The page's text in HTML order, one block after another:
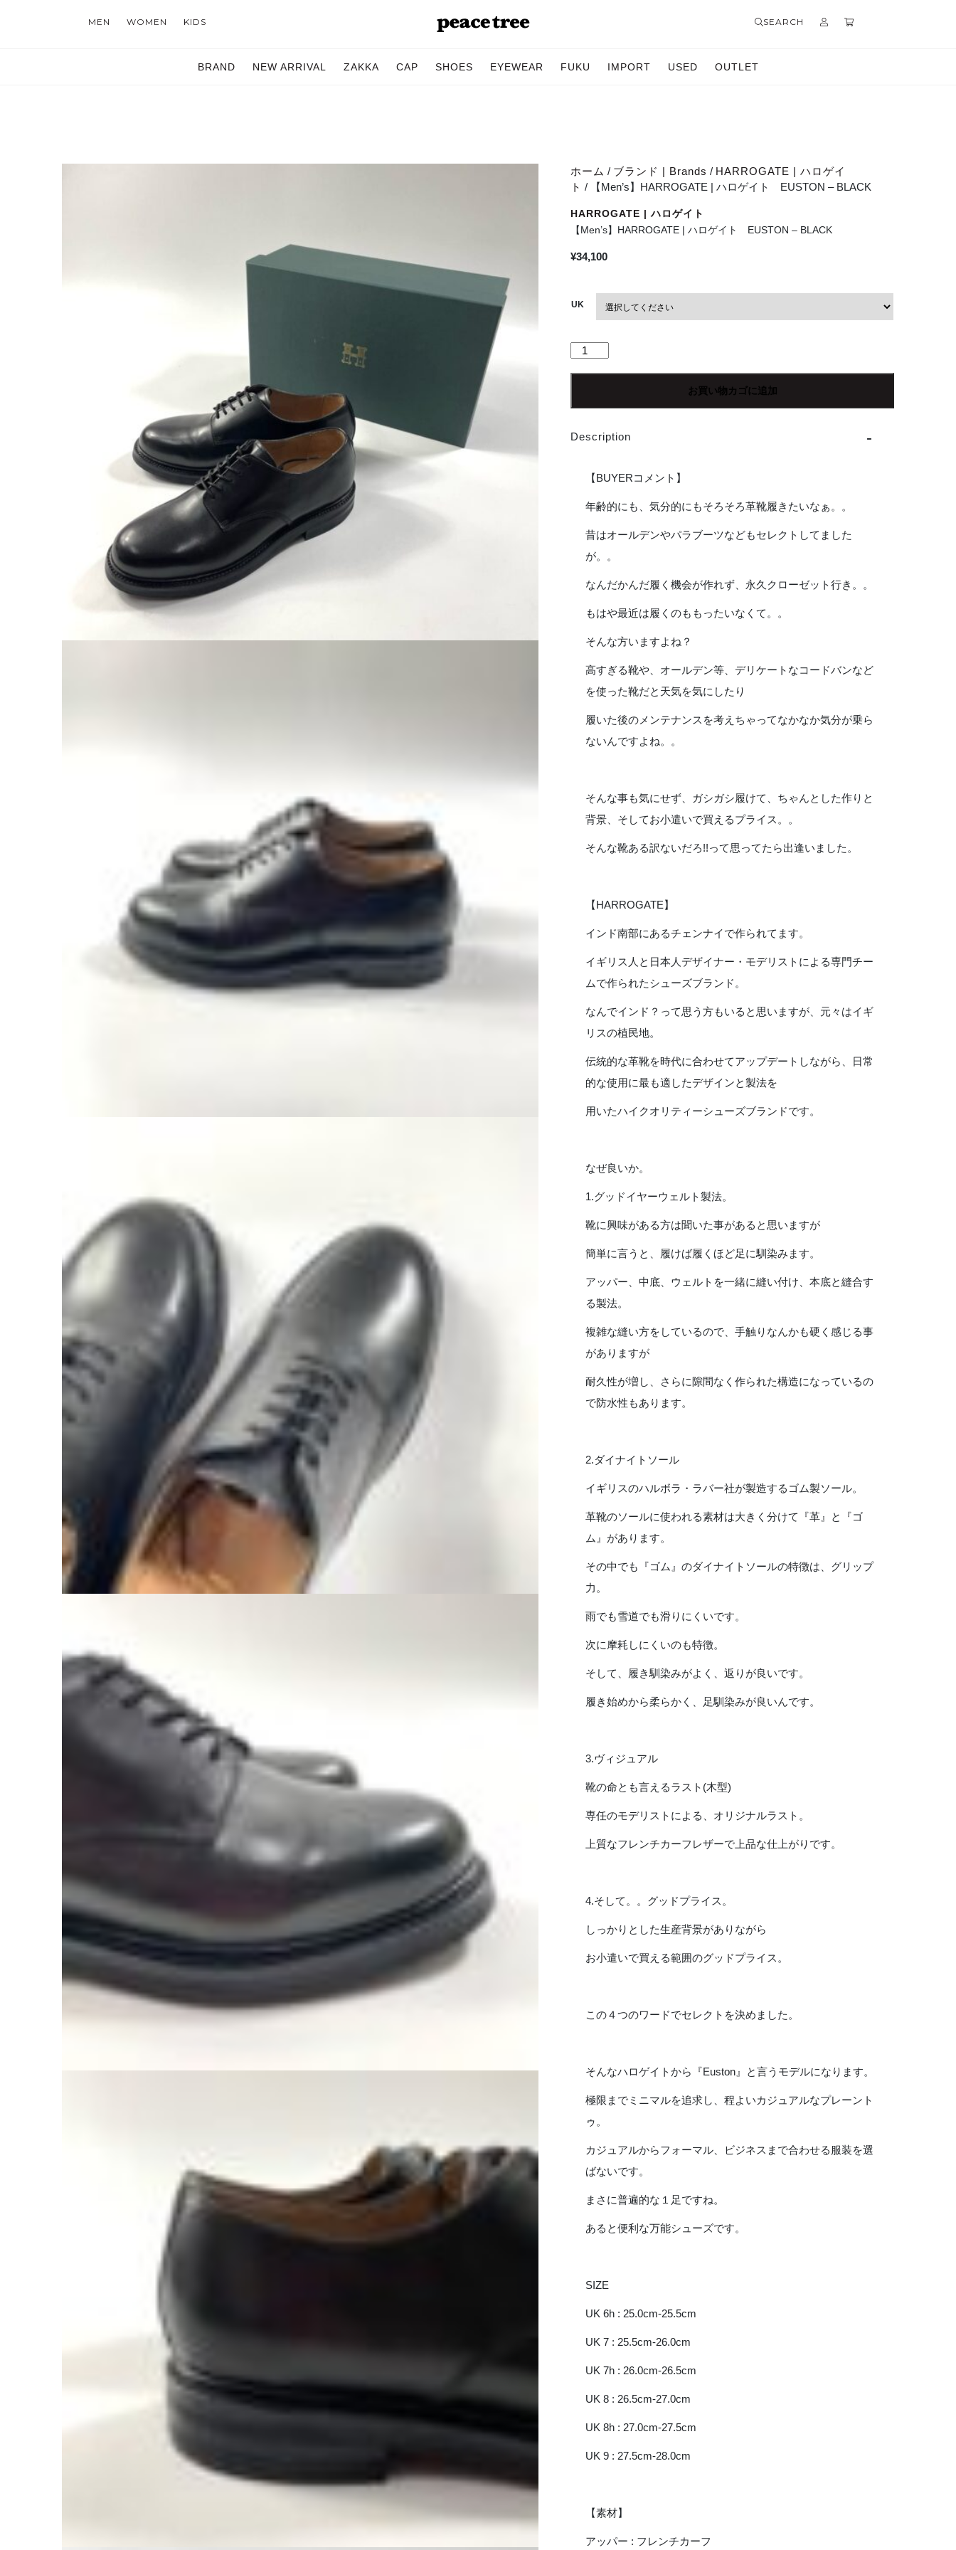
MEN WOMEN KIDS SEARCH
BRAND NEW ARRIVAL ZAKKA CAP SHOES EYEWEAR FUKU IMPORT USED OUTLET
ホーム / ブランド | Brands / HARROGATE | ハロゲイ
ト / 【Men’s】HARROGATE | ハロゲイト EUSTON – BLACK
HARROGATE | ハロゲイト
【Men’s】HARROGATE | ハロゲイト EUSTON – BLACK
¥34,100
UK
【Men's】
ロ
イ
EUSTON
BLACK
お買い物カゴに追加
Description
【BUYERコメント】
年齢的にも、気分的にもそろそろ革靴履きたいなぁ。。
昔はオールデンやパラブーツなどもセレクトしてました
が。。
なんだかんだ履く機会が作れず、永久クローゼット行き。。
もはや最近は履くのももったいなくて。。
そんな方いますよね？
高すぎる靴や、オールデン等、デリケートなコードバンなど
を使った靴だと天気を気にしたり
履いた後のメンテナンスを考えちゃってなかなか気分が乗ら
ないんですよね。。
そんな事も気にせず、ガシガシ履けて、ちゃんとした作りと
背景、そしてお小遣いで買えるプライス。。
そんな靴ある訳ないだろ!!って思ってたら出逢いました。
【HARROGATE】
インド南部にあるチェンナイで作られてます。
イギリス人と日本人デザイナー・モデリストによる専門チー
ムで作られたシューズブランド。
なんでインド？って思う方もいると思いますが、元々はイギ
リスの植民地。
伝統的な革靴を時代に合わせてアップデートしながら、日常
的な使用に最も適したデザインと製法を
用いたハイクオリティーシューズブランドです。
なぜ良いか。
1.グッドイヤーウェルト製法。
靴に興味がある方は聞いた事があると思いますが
簡単に言うと、履けば履くほど足に馴染みます。
アッパー、中底、ウェルトを一緒に縫い付け、本底と縫合す
る製法。
複雑な縫い方をしているので、手触りなんかも硬く感じる事
がありますが
耐久性が増し、さらに隙間なく作られた構造になっているの
で防水性もあります。
2.ダイナイトソール
イギリスのハルボラ・ラバー社が製造するゴム製ソール。
革靴のソールに使われる素材は大きく分けて『革』と『ゴ
ム』があります。
その中でも『ゴム』のダイナイトソールの特徴は、グリップ
力。
雨でも雪道でも滑りにくいです。
次に摩耗しにくいのも特徴。
そして、履き馴染みがよく、返りが良いです。
履き始めから柔らかく、足馴染みが良いんです。
3.ヴィジュアル
靴の命とも言えるラスト(木型)
専任のモデリストによる、オリジナルラスト。
上質なフレンチカーフレザーで上品な仕上がりです。
4.そして。。グッドプライス。
しっかりとした生産背景がありながら
お小遣いで買える範囲のグッドプライス。
この４つのワードでセレクトを決めました。
そんなハロゲイトから『Euston』と言うモデルになります。
極限までミニマルを追求し、程よいカジュアルなプレーント
ゥ。
カジュアルからフォーマル、ビジネスまで合わせる服装を選
ばないです。
まさに普遍的な１足ですね。
あると便利な万能シューズです。
SIZE
UK 6h : 25.0cm-25.5cm
UK 7 : 25.5cm-26.0cm
UK 7h : 26.0cm-26.5cm
UK 8 : 26.5cm-27.0cm
UK 8h : 27.0cm-27.5cm
UK 9 : 27.5cm-28.0cm
【素材】
アッパー : フレンチカーフ